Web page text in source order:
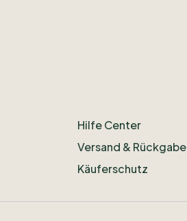
Hilfe Center
Versand & Rückgabe
Käuferschutz